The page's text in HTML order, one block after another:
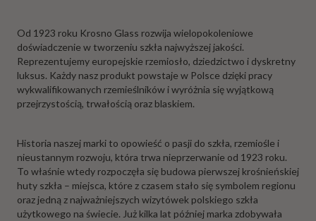
Od 1923 roku Krosno Glass rozwija wielopokoleniowe
doświadczenie w tworzeniu szkła najwyższej jakości.
Reprezentujemy europejskie rzemiosło, dziedzictwo i dyskretny
luksus. Każdy nasz produkt powstaje w Polsce dzięki pracy
wykwalifikowanych rzemieślników i wyróżnia się wyjątkową
przejrzystością, trwałością oraz blaskiem.
Historia naszej marki to opowieść o pasji do szkła, rzemiośle i
nieustannym rozwoju, która trwa nieprzerwanie od 1923 roku.
To właśnie wtedy rozpoczęła się budowa pierwszej krośnieńskiej
huty szkła – miejsca, które z czasem stało się symbolem regionu
oraz jedną z najważniejszych wizytówek polskiego szkła
użytkowego na świecie. Już kilka lat później marka zdobywała